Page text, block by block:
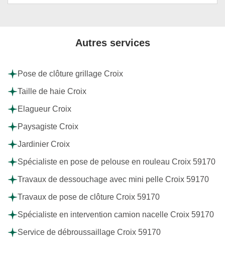
Autres services
Pose de clôture grillage Croix
Taille de haie Croix
Elagueur Croix
Paysagiste Croix
Jardinier Croix
Spécialiste en pose de pelouse en rouleau Croix 59170
Travaux de dessouchage avec mini pelle Croix 59170
Travaux de pose de clôture Croix 59170
Spécialiste en intervention camion nacelle Croix 59170
Service de débroussaillage Croix 59170